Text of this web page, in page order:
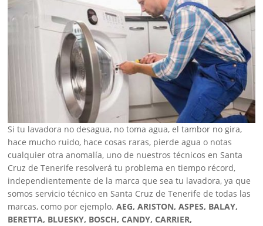
Si tu lavadora no desagua, no toma agua, el tambor no gira,
hace mucho ruido, hace cosas raras, pierde agua o notas
cualquier otra anomalía, uno de nuestros técnicos en Santa
Cruz de Tenerife resolverá tu problema en tiempo récord,
independientemente de la marca que sea tu lavadora, ya que
somos servicio técnico en Santa Cruz de Tenerife de todas las
marcas, como por ejemplo.AEG, ARISTON, ASPES, BALAY,
BERETTA, BLUESKY, BOSCH, CANDY, CARRIER,